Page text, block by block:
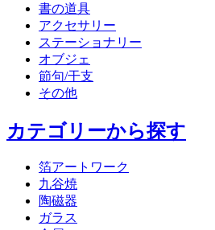
書の道具
アクセサリー
ステーショナリー
オブジェ
節句/干支
その他
カテゴリーから探す
箔アートワーク
九谷焼
陶磁器
ガラス